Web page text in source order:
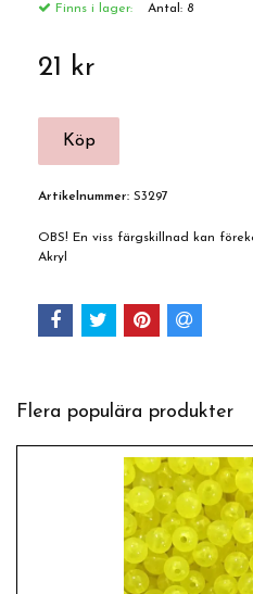
Finns i lager: Antal: 8
21 kr
Artikelnummer: S3297
OBS! En viss färgskillnad kan
Akryl
Flera populära produkter